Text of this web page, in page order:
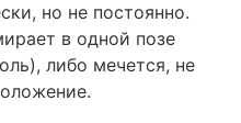
но не постоянно.
в одной позе
либо мечется, не